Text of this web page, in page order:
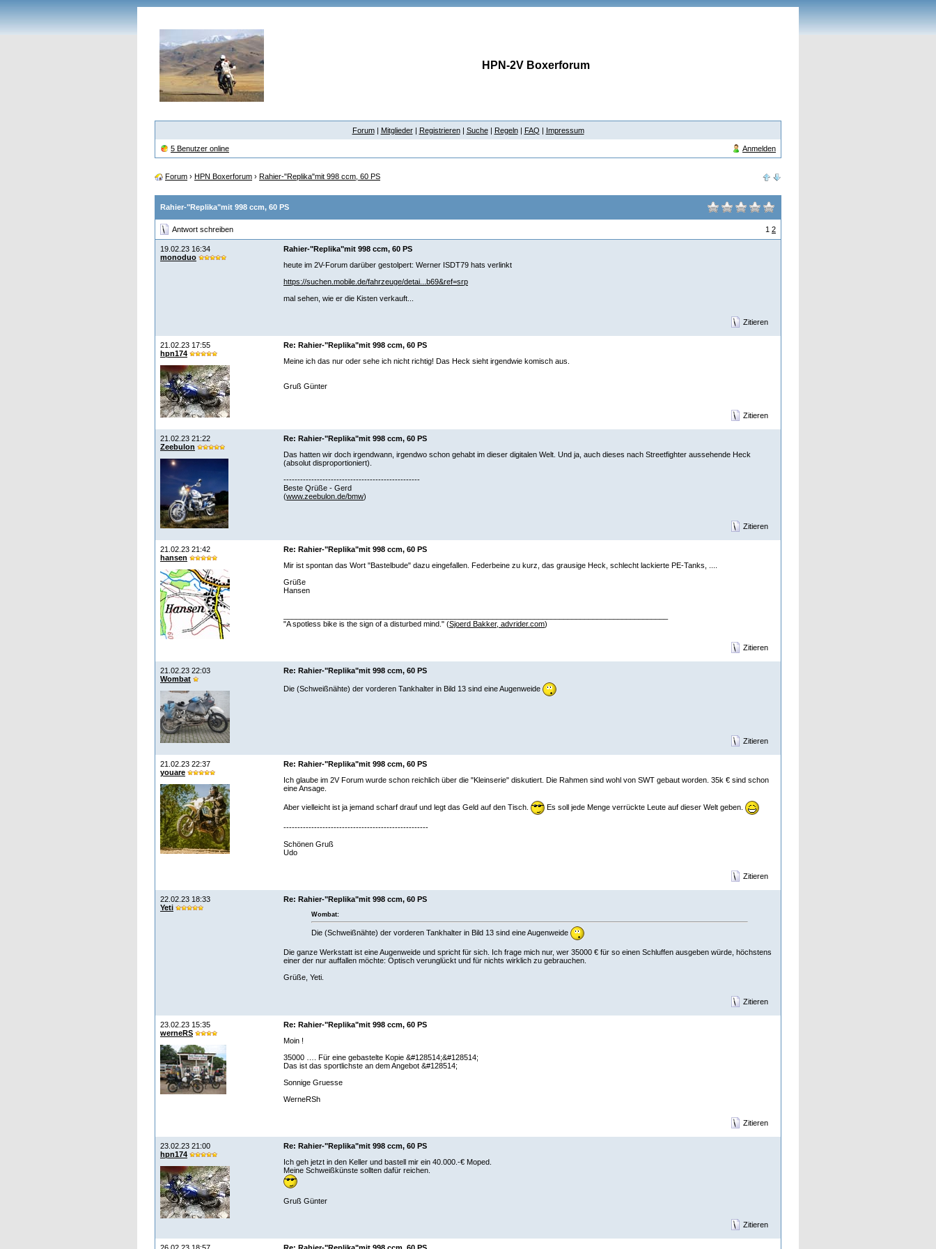
HPN-2V Boxerforum
Forum| Mitglieder| Registrieren| Suche| Regeln| FAQ | Impressum
5 Benutzer online Anmelden
Forum › HPN Boxerforum › Rahier-"Replika"mit 998 ccm, 60 PS
Rahier-"Replika"mit 998 ccm, 60 PS
Antwort schreiben 1 2
19.02.23 16:34
monoduo
Rahier-"Replika"mit 998 ccm, 60 PS
heute im 2V-Forum darüber gestolpert: Werner ISDT79 hats verlinkt
https://suchen.mobile.de/fahrzeuge/detai...b69&ref=srp
mal sehen, wie er die Kisten verkauft...
Zitieren
21.02.23 17:55
hpn174
Re: Rahier-"Replika"mit 998 ccm, 60 PS
Meine ich das nur oder sehe ich nicht richtig! Das Heck sieht irgendwie komisch aus.
Gruß Günter
Zitieren
21.02.23 21:22
Zeebulon
Re: Rahier-"Replika"mit 998 ccm, 60 PS
Das hatten wir doch irgendwann, irgendwo schon gehabt im dieser digitalen Welt. Und ja, auch dieses nach Streetfighter aussehende Heck
(absolut disproportioniert).
-------------------------------------------------
Beste Qrüße - Gerd
(www.zeebulon.de/bmw)
Zitieren
21.02.23 21:42
hansen
Re: Rahier-"Replika"mit 998 ccm, 60 PS
Mir ist spontan das Wort "Bastelbude" dazu eingefallen. Federbeine zu kurz, das grausige Heck, schlecht lackierte PE-Tanks, ....
Grüße
Hansen
"A spotless bike is the sign of a disturbed mind." (Sjoerd Bakker, advrider.com)
Zitieren
21.02.23 22:03
Wombat
Re: Rahier-"Replika"mit 998 ccm, 60 PS
Die (Schweißnähte) der vorderen Tankhalter in Bild 13 sind eine Augenweide
Zitieren
21.02.23 22:37
youare
Re: Rahier-"Replika"mit 998 ccm, 60 PS
Ich glaube im 2V Forum wurde schon reichlich über die "Kleinserie" diskutiert. Die Rahmen sind wohl von SWT gebaut worden. 35k € sind schon
eine Ansage.
Aber vielleicht ist ja jemand scharf drauf und legt das Geld auf den Tisch. Es soll jede Menge verrückte Leute auf dieser Welt geben.
----------------------------------------------------
Schönen Gruß
Udo
Zitieren
22.02.23 18:33
Yeti
Re: Rahier-"Replika"mit 998 ccm, 60 PS
Wombat:
Die (Schweißnähte) der vorderen Tankhalter in Bild 13 sind eine Augenweide
Die ganze Werkstatt ist eine Augenweide und spricht für sich. Ich frage mich nur, wer 35000 € für so einen Schluffen ausgeben würde, höchstens
einer der nur auffallen möchte: Optisch verunglückt und für nichts wirklich zu gebrauchen.
Grüße, Yeti.
Zitieren
23.02.23 15:35
werneRS
Re: Rahier-"Replika"mit 998 ccm, 60 PS
Moin !
35000 …. Für eine gebastelte Kopie &#128514;&#128514;
Das ist das sportlichste an dem Angebot &#128514;
Sonnige Gruesse
WerneRSh
Zitieren
23.02.23 21:00
hpn174
Re: Rahier-"Replika"mit 998 ccm, 60 PS
Ich geh jetzt in den Keller und bastell mir ein 40.000.-€ Moped.
Meine Schweißkünste sollten dafür reichen.
Gruß Günter
Zitieren